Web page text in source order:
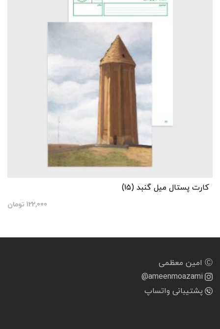
کارت پستال میل گنبد (۱۵)
122,000 تومان
Ⓒ امین معظمی
@ameenmoazami
پشتیبانی واتساپ